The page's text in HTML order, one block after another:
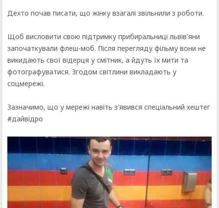
Дехто почав писати, що жінку взагалі звільнили з роботи.
Щоб висловити свою підтримку прибиральниці львів'яни
започаткували флеш-моб. Після перегляду фільму вони не
викидають свої відерця у смітник, а йдуть їх мити та
фотографуватися. Згодом світлини викладають у
соцмережі.
Зазначимо, що у мережі навіть з'явився спеціальний хештег
#дайвідро